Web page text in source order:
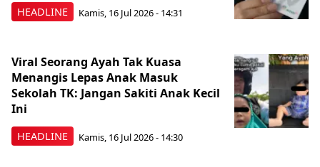
HEADLINE Kamis, 16 Jul 2026 - 14:31
HEADLINE
Viral Seorang Ayah Tak Kuasa
Menangis Lepas Anak Masuk
Sekolah TK: Jangan Sakiti Anak Kecil
Ini
Kamis, 16 Jul 2026 - 14:30